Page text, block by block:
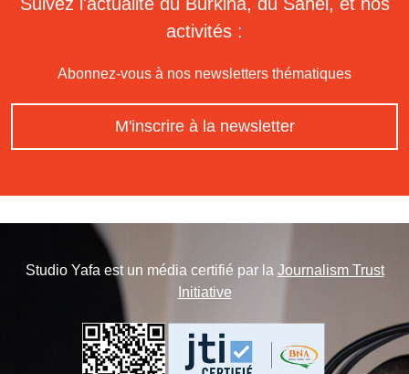
activités :
Abonnez-vous à nos newsletters thématiques
M'inscrire à la newsletter
Studio Yafa est un média certifié par la Journalism Trust
Initiative